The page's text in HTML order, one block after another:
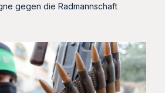
gegen die Radmannschaft